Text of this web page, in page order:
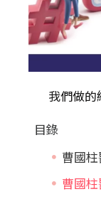
我們做的
目錄
曹國
曹國